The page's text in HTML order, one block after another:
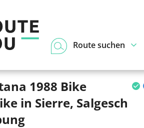
Route suchen
1988 Bike
in Sierre, Salgesch